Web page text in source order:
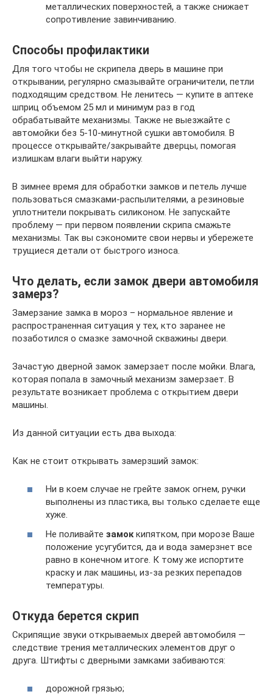
металлических поверхностей, а также снижает
сопротивление завинчиванию.
Способы профилактики
Для того чтобы не скрипела дверь в машине при
открывании, регулярно смазывайте ограничители, петли
подходящим средством. Не ленитесь — купите в аптеке
шприц объемом 25 мл и минимум раз в год
обрабатывайте механизмы. Также не выезжайте с
автомойки без 5-10-минутной сушки автомобиля. В
процессе открывайте/закрывайте дверцы, помогая
излишкам влаги выйти наружу.
В зимнее время для обработки замков и петель лучше
пользоваться смазками-распылителями, а резиновые
уплотнители покрывать силиконом. Не запускайте
проблему — при первом появлении скрипа смажьте
механизмы. Так вы сэкономите свои нервы и убережете
трущиеся детали от быстрого износа.
Что делать, если замок двери автомобиля
замерз?
Замерзание замка в мороз – нормальное явление и
распространенная ситуация у тех, кто заранее не
позаботился о смазке замочной скважины двери.
Зачастую дверной замок замерзает после мойки. Влага,
которая попала в замочный механизм замерзает. В
результате возникает проблема с открытием двери
машины.
Из данной ситуации есть два выхода:
Как не стоит открывать замерзший замок:
Ни в коем случае не грейте замок огнем, ручки
выполнены из пластика, вы только сделаете еще
хуже.
Не поливайте замоккипятком, при морозе Ваше
положение усугубится, да и вода замерзнет все
равно в конечном итоге. К тому же испортите
краску и лак машины, из-за резких перепадов
температуры.
Откуда берется скрип
Скрипящие звуки открываемых дверей автомобиля —
следствие трения металлических элементов друг о
друга. Штифты с дверными замками забиваются:
дорожной грязью;